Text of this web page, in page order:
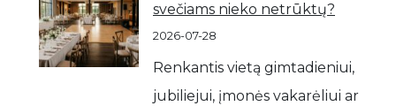
svečiams nieko netrūktų?
2026-07-28
Renkantis vietą gimtadieniui,
jubiliejui, įmonės vakarėliui ar